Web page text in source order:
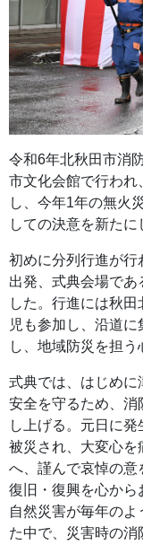
令和6年北秋田市消
市文化会館で行われ
し、今年1年の無火
しての決意を新たに
初めに分列行進が行
出発、式典会場であ
した。行進には秋
児も参加し、沿道
し、地域防災を担う
式典では、はじめに
安全を守るため、消
し上げる。元日に
被災され、大変心を
へ、謹んで哀悼の意
復旧・復興を心から
自然災害が毎年の
た中で、災害時の